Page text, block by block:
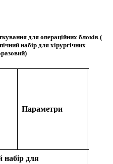
для операційних блоків (
набір для хірургічних
)
Параметри
набір для